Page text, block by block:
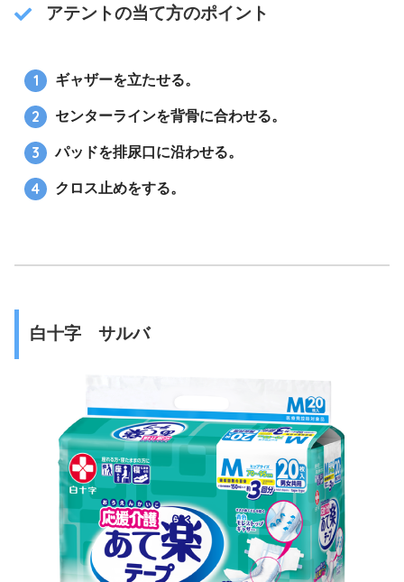
アテントの当て方のポイント
ギャザーを立たせる。
センターラインを背骨に合わせる。
パッドを排尿口に沿わせる。
クロス止めをする。
白十字 サルバ